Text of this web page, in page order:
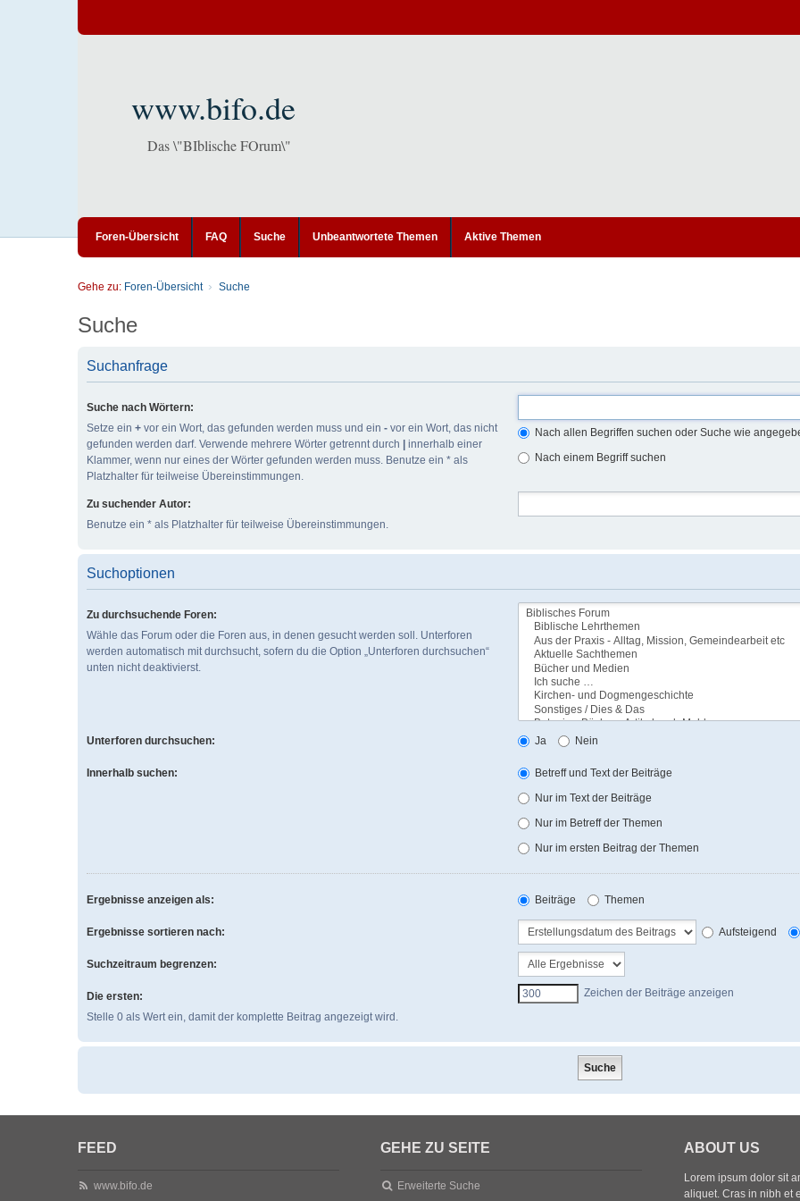
www.bifo.de
Das \"BIblische FOrum\"
Foren-Übersicht FAQ Suche Unbeantwortete Themen Aktive Themen
Gehe zu: Foren-Übersicht Suche
Suche
Suchanfrage
Suche nach Wörtern:
Setze ein + vor ein Wort, das gefunden werden muss und ein - vor ein Wort, das nicht
gefunden werden darf. Verwende mehrere Wörter getrennt durch
innerhalb einer
Klammer, wenn nur eines der Wörter gefunden werden muss. Benutze ein * als
Platzhalter für teilweise Übereinstimmungen.
Nach allen Begriffen suchen oder Suche wie
Nach einem Begriff suchen
Zu suchender Autor:
Benutze ein * als Platzhalter für teilweise Übereinstimmungen.
Suchoptionen
Zu durchsuchende Foren:
Wähle das Forum oder die Foren aus, in denen gesucht werden soll. Unterforen
werden automatisch mit durchsucht, sofern du die Option „Unterforen durchsuchen“
unten nicht deaktivierst.
Unterforen durchsuchen: Ja Nein
Innerhalb suchen:
Betreff und Text der Beiträge
Nur im Text der Beiträge
Nur im Betreff der Themen
Nur im ersten Beitrag der Themen
Ergebnisse anzeigen als: Beiträge Themen
Ergebnisse sortieren nach: Aufsteigend
Suchzeitraum begrenzen:
Die ersten:
Stelle 0 als Wert ein, damit der komplette Beitrag angezeigt wird.
Zeichen der Beiträge anzeigen
FEED
www.bifo.de
GEHE ZU SEITE
Erweiterte Suche
ABOUT US
Lorem ipsum dolor sit
aliquet. Cras in nibh et